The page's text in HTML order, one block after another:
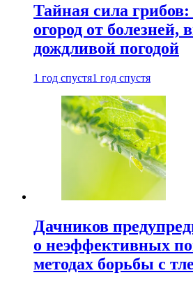
Тайная сила
огород от болезней,
дождливой погодой
1 год спустя1 год спустя
Дачников
о неэффективных
методах борьбы с